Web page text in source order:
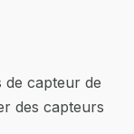
de capteur de
des capteurs